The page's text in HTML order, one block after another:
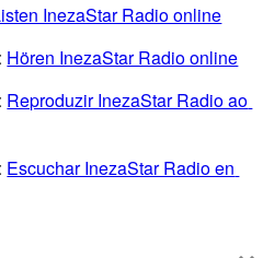
InezaStar Radio online
Hören InezaStar Radio online
Reproduzir InezaStar Radio ao
Escuchar InezaStar Radio en